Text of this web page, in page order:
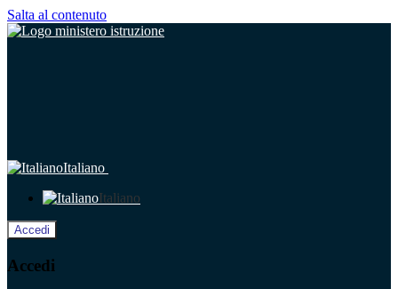
Salta al contenuto
Italiano
Italiano
Accedi
Accedi